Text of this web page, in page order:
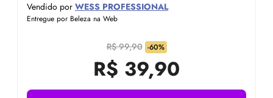
Vendido por WESS PROFESSIONAL
Entregue por Beleza na Web
R$ 99,90 -60%
R$ 39,90